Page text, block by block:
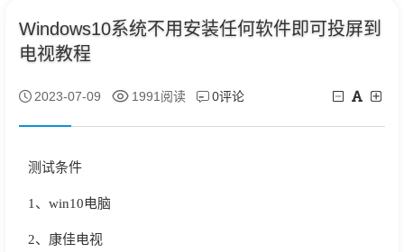
Windows10系统不用安装任何软件即可投屏到
电视教程
2023-07-09 1991阅读 0评论
测试条件
1、win10电脑
2、康佳电视